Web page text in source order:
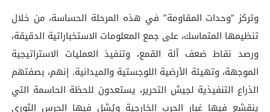
وتركز “وحدات المقاومة” في هذه المرحلة الحساسة، من خلال
تنظيمها المتماسك، على جمع المعلومات الاستخباراتية الدقيقة،
ورصد نقاط ضعف آلة القمع، وتنفيذ العمليات الاستراتيجية
الموجهة، وتهيئة الأرضية اللوجستية والميدانية. إنهم، بصفتهم
الذراع التنفيذية لجيش التحرير، يستعدون للحظة الحاسمة التي
ينقشع فيها غبار الحرب الخارجية ويُشل فيها الحرس الثوري